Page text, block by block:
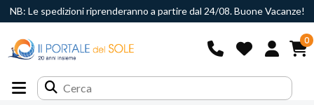
NB: Le spedizioni riprenderanno a partire dal 24/08. Buone Vacanze!
0